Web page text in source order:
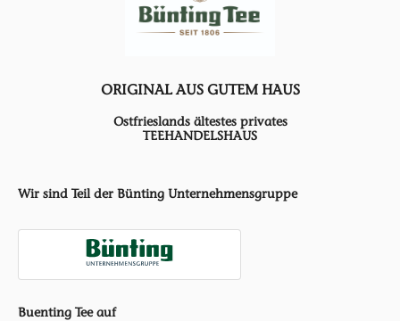
ORIGINAL AUS GUTEM HAUS
Ostfrieslands ältestes privates
TEEHANDELSHAUS
Wir sind Teil der Bünting Unternehmensgruppe
Buenting Tee auf